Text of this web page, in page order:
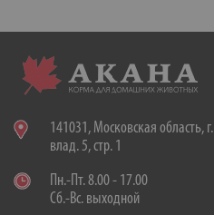
141031, Московская
влад. 5, стр. 1
Пн.-Пт. 8.00 - 17.00
Сб.-Вс. выходной